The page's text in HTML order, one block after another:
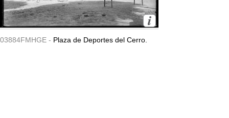
03884FMHGE - Plaza de Deportes del Cerro.